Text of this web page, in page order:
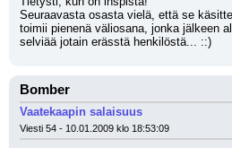
Seuraavasta osasta vielä, että se
toimii pienenä väliosana, jonka jälkeen
selviää jotain erässtä henkilöstä... ::)
Bomber
Vaatekaapin salaisuus
Viesti 54 - 10.01.2009 klo 18:53:09